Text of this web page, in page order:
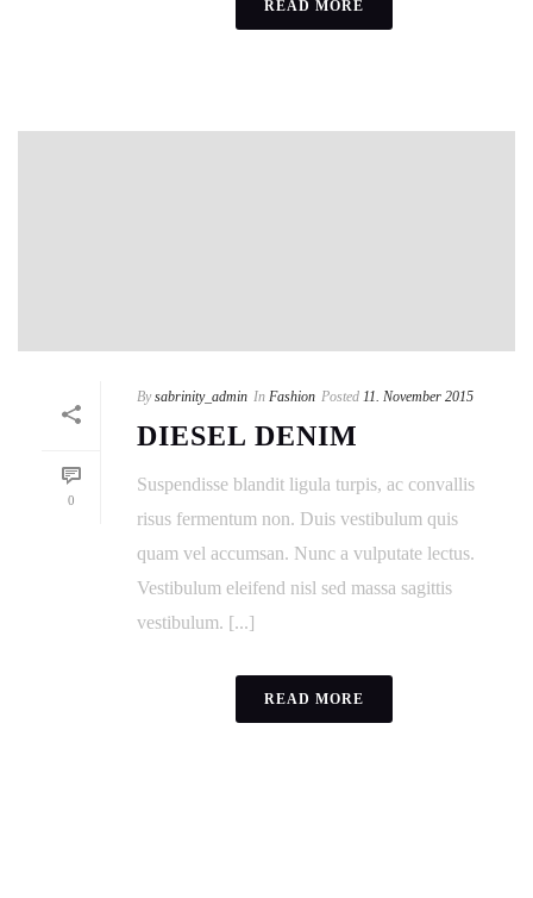
READ MORE
0
By sabrinity_admin In Fashion Posted 11. November 2015
DIESEL DENIM
Suspendisse blandit ligula turpis, ac convallis
risus fermentum non. Duis vestibulum quis
quam vel accumsan. Nunc a vulputate lectus.
Vestibulum eleifend nisl sed massa sagittis
vestibulum. [...]
READ MORE